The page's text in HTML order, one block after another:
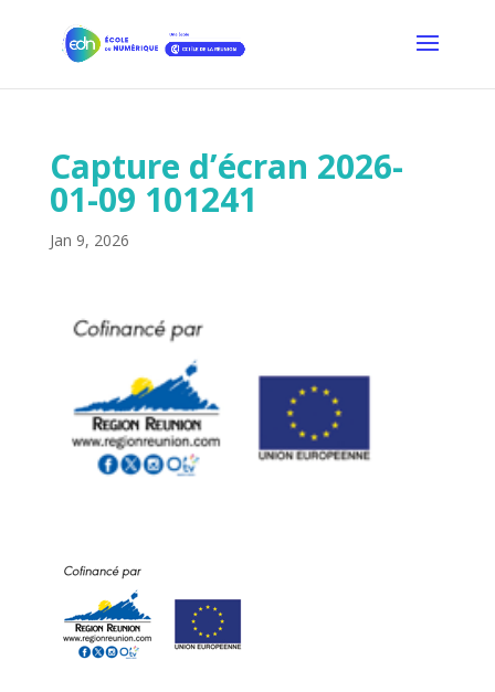
Capture d’écran 2026-
01-09 101241
Jan 9, 2026